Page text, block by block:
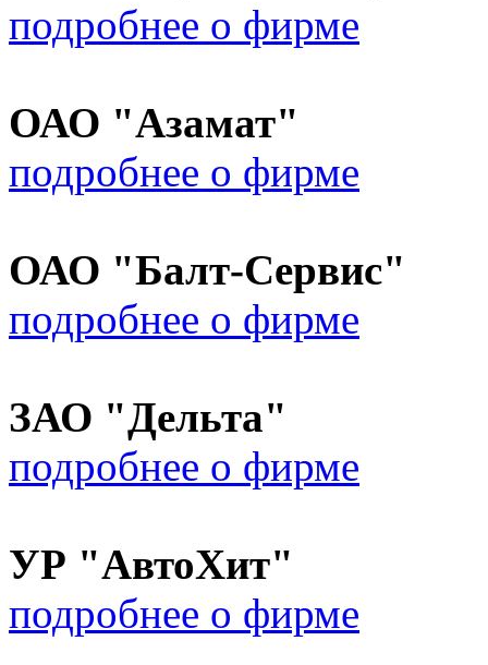
подробнее о фирме
ОАО "Азамат"
подробнее о фирме
ОАО "Балт-Сервис"
подробнее о фирме
ЗАО "Дельта"
подробнее о фирме
УР "АвтоХит"
подробнее о фирме